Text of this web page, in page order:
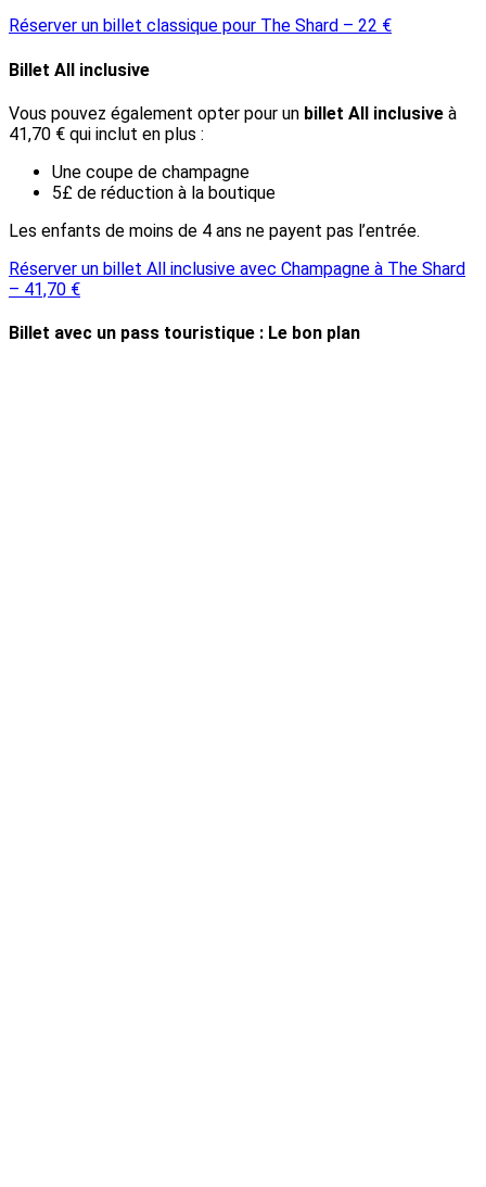
Réserver un billet classique pour The Shard – 22 €
Billet All inclusive
Vous pouvez également opter pour un billet All inclusive à
41,70 € qui inclut en plus :
Une coupe de champagne
5£ de réduction à la boutique
Les enfants de moins de 4 ans ne payent pas l’entrée.
Réserver un billet All inclusive avec Champagne à The Shard
– 41,70 €
Billet avec un pass touristique : Le bon plan